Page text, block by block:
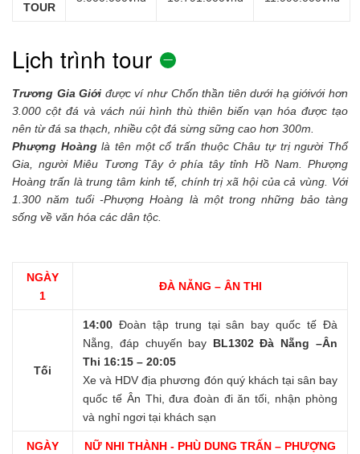
TOUR
Lịch trình tour
Trương Gia Giới được ví như Chốn thần tiên dưới hạ giớivới hơn
3.000 cột đá và vách núi hình thù thiên biến vạn hóa được tạo
nên từ đá sa thạch, nhiều cột đá sừng sững cao hơn 300m.
Phượng Hoànglà tên một cổ trấn thuộc Châu tự trị người Thổ
Gia, người Miêu Tương Tây ở phía tây tỉnh Hồ Nam. Phượng
Hoàng trấn là trung tâm kinh tế, chính trị xã hội của cả vùng. Với
1.300 năm tuổi -Phượng Hoàng là một trong những bảo tàng
sống về văn hóa các dân tộc.
NGÀY
1
ĐÀ NẴNG – ÂN THI
Tối
14:00Đoàn tập trung tại sân bay quốc tế Đà
Nẵng, đáp chuyến bay BL1302 Đà Nẵng –Ân
Thi 16:15 – 20:05
Xe và HDV địa phương đón quý khách tại sân bay
quốc tế Ân Thi, đưa đoàn đi ăn tối, nhận phòng
và nghỉ ngơi tại khách sạn
NGÀY
NỮ NHI THÀNH - PHÙ DUNG TRẤN – PHƯỢNG